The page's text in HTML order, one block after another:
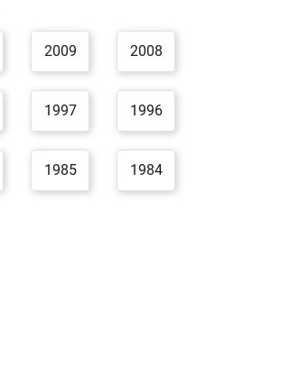
2009 2008
1997 1996
1985 1984